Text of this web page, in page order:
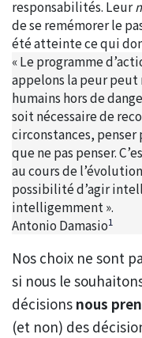
responsabilités. Leur
de se remémorer le
été atteinte ce qui
« Le programme
appelons la peur
humains hors de
soit nécessaire de
circonstances,
que ne pas penser.
au cours de
possibilité d’agir
intelligemment ».
Antonio Damasio1
Nos choix ne sont
si nous le
décisions nous
(et non) des